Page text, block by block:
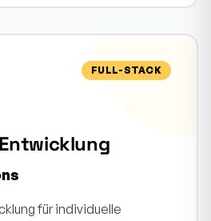
FULL-STACK
für individuelle